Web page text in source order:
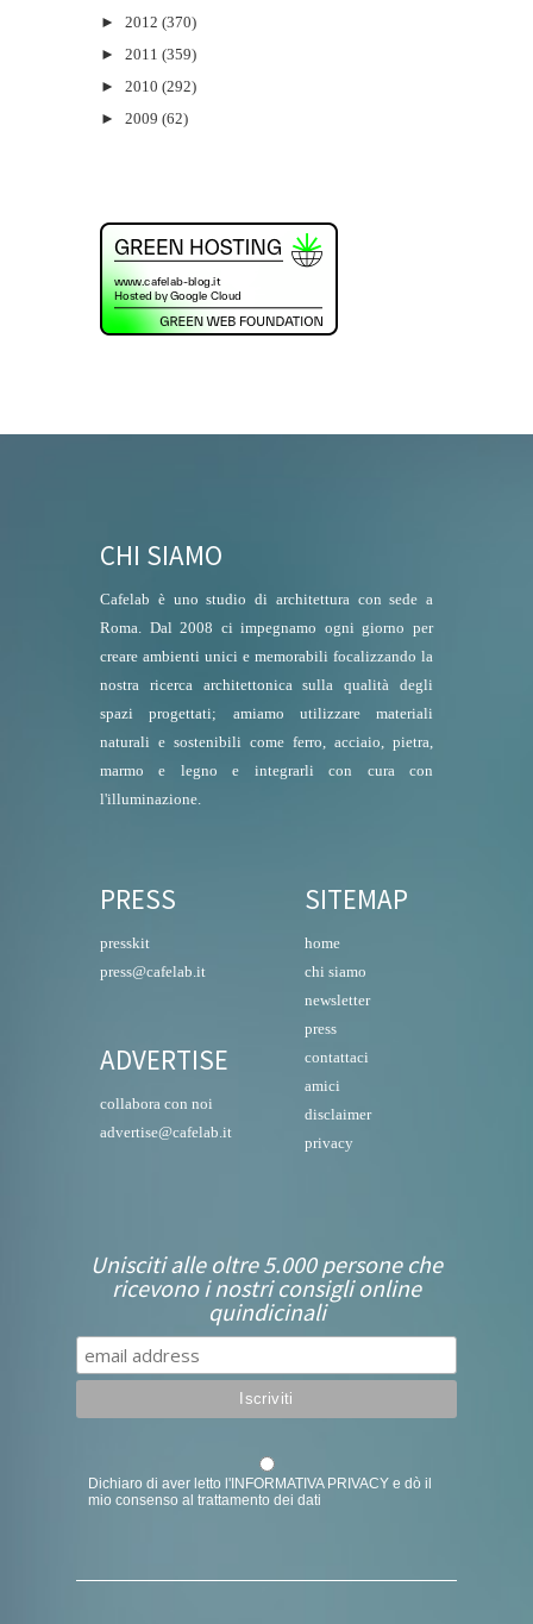
► 2012 (370)
► 2011 (359)
► 2010 (292)
► 2009 (62)
CHI SIAMO
Cafelab è uno studio di architettura con sede a
Roma. Dal 2008 ci impegnamo ogni giorno per
creare ambienti unici e memorabili focalizzando la
nostra ricerca architettonica sulla qualità degli
spazi progettati; amiamo utilizzare materiali
naturali e sostenibili come ferro, acciaio, pietra,
marmo e legno e integrarli con cura con
l'illuminazione.
PRESS
presskit
press@cafelab.it
ADVERTISE
collabora con noi
advertise@cafelab.it
SITEMAP
home
chi siamo
newsletter
press
contattaci
amici
disclaimer
privacy
Unisciti alle oltre 5.000 persone che
ricevono i nostri consigli online
quindicinali
Dichiaro di aver letto l' INFORMATIVA PRIVACY e dò il
mio consenso al trattamento dei dati